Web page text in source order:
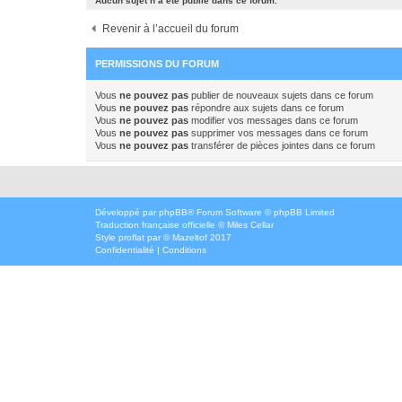
Revenir à l’accueil du forum
PERMISSIONS DU FORUM
Vous ne pouvez pas publier de nouveaux sujets dans ce forum
Vous ne pouvez pas répondre aux sujets dans ce forum
Vous ne pouvez pas modifier vos messages dans ce forum
Vous ne pouvez pas supprimer vos messages dans ce forum
Vous ne pouvez pas transférer de pièces jointes dans ce forum
Développé par phpBB® Forum Software © phpBB Limited
Traduction française officielle ©Miles Cellar
Style proflat par ©Mazeltof 2017
Confidentialité | Conditions